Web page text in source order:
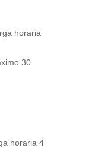
horaria
30
horaria 4